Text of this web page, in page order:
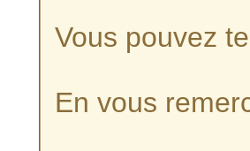
Vous pouvez
En vous